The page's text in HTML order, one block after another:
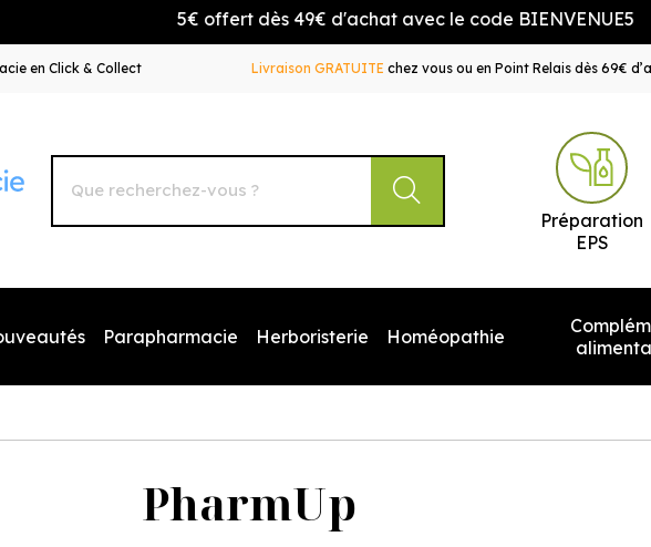
5€ offert dès 49€ d'achat avec le code BIENVENUE5
en Click & Collect Livraison GRATUITE chez vous ou en Point Relais dès 69€
Autour de la Pharmacie Votre pharmacie en ligne à votre service
Préparation
EPS
Parapharmacie Herboristerie Homéopathie
PharmUp